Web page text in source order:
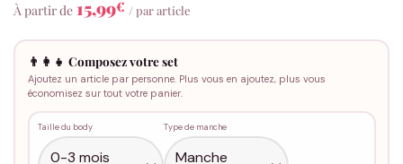
À partir de 15,99€ / par article
👨‍👩‍👧 Composez votre set
Ajoutez un article par personne. Plus vous en ajoutez, plus vous
économisez sur tout votre panier.
Taille du body Type de manche